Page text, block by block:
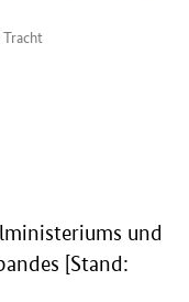
und
[Stand: